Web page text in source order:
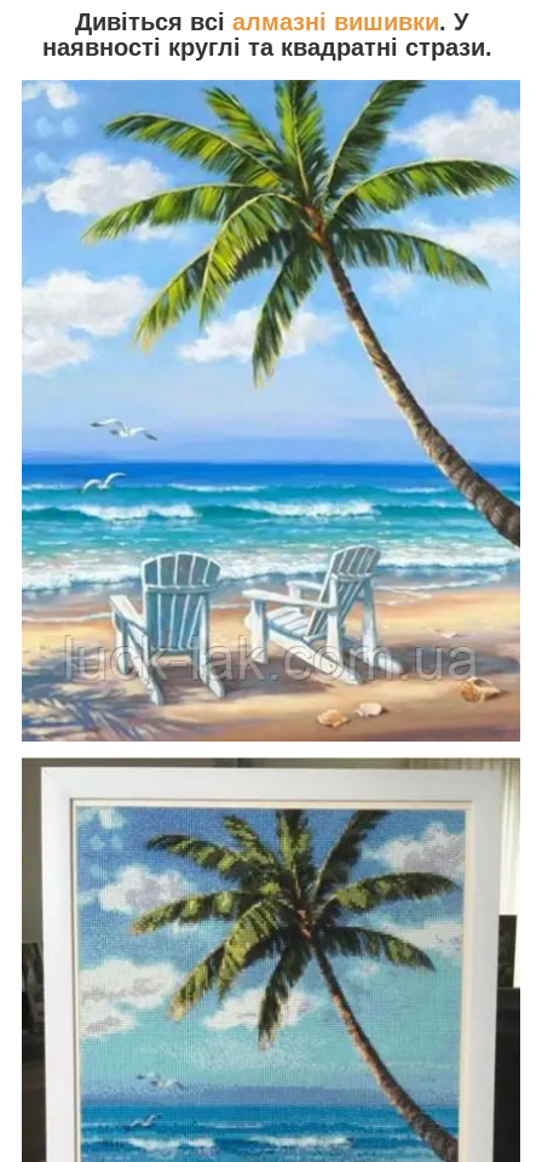
Дивіться всі алмазні вишивки. У
наявності круглі та квадратні стрази.